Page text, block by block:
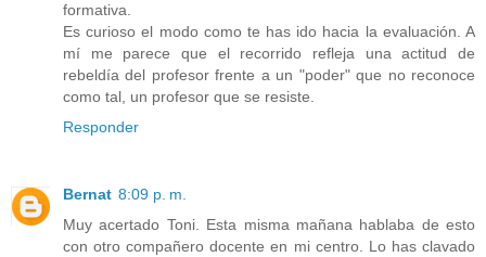
formativa.
Es curioso el modo como te has ido hacia la evaluación. A
mí me parece que el recorrido refleja una actitud de
rebeldía del profesor frente a un "poder" que no reconoce
como tal, un profesor que se resiste.
Responder
Bernat 8:09 p. m.
Muy acertado Toni. Esta misma mañana hablaba de esto
con otro compañero docente en mi centro. Lo has clavado